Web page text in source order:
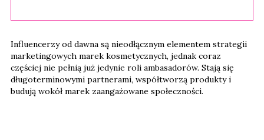
Influencerzy od dawna są nieodłącznym elementem strategii
marketingowych marek kosmetycznych, jednak coraz
częściej nie pełnią już jedynie roli ambasadorów. Stają się
długoterminowymi partnerami, współtworzą produkty i
budują wokół marek zaangażowane społeczności.